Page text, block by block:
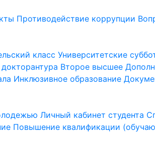
Противодействие коррупции
класс Университетские
Второе высшее
Инклюзивное образование
Личный кабинет студента
Повышение квалификации